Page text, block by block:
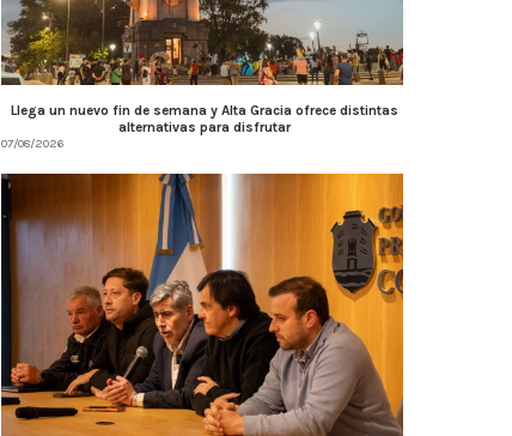
Llega un nuevo fin de semana y Alta Gracia ofrece distintas
alternativas para disfrutar
07/08/2026